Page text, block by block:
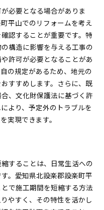
必要となる場合がありま
平山でのリフォームを考え
認することが重要です。特
構造に影響を与える工事の
許可が必要となることがあ
の規定があるため、地元の
すすめします。さらに、既
、文化財保護法に基づく許
より、予定外のトラブルを
実現できます。
することは、日常生活への
。愛知県北設楽郡設楽町平
で施工期間を短縮する方法
やすく、その特性を活かし